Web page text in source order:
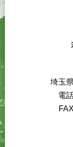
埼玉
電